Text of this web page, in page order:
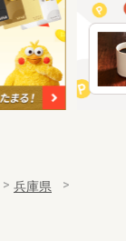
兵庫県